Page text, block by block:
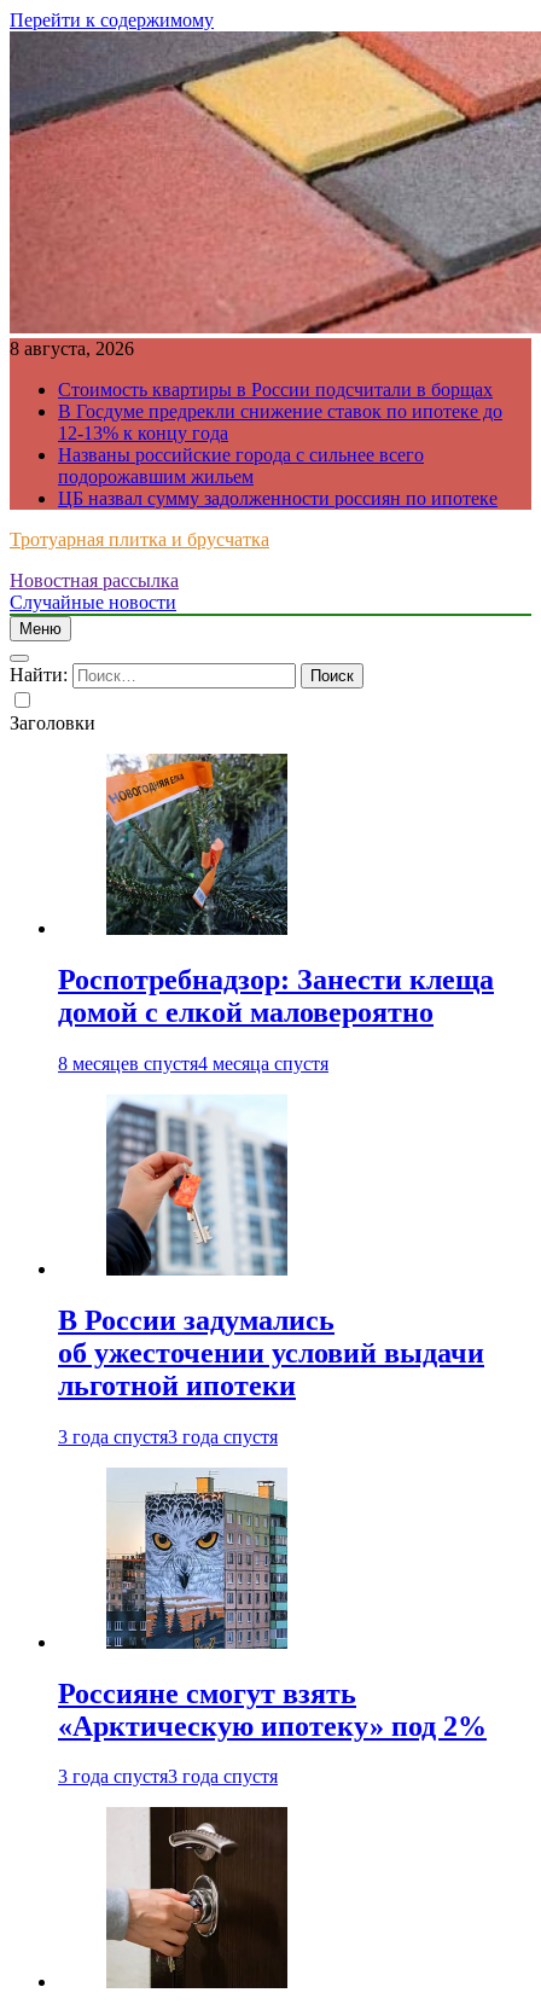
Перейти к содержимому
8 августа, 2026
Стоимость квартиры в России подсчитали в борщах
В Госдуме предрекли снижение ставок по ипотеке до
12-13% к концу года
Названы российские города с сильнее всего
подорожавшим жильем
ЦБ назвал сумму задолженности россиян по ипотеке
Тротуарная плитка и брусчатка
Just another WordPress site
Новостная рассылка
Случайные новости
Меню
Найти:
Заголовки
Роспотребнадзор: Занести клеща
домой с елкой маловероятно
8 месяцев спустя4 месяца спустя
В России задумались
об ужесточении условий выдачи
льготной ипотеки
3 года спустя3 года спустя
Россияне смогут взять
«Арктическую ипотеку» под 2%
3 года спустя3 года спустя